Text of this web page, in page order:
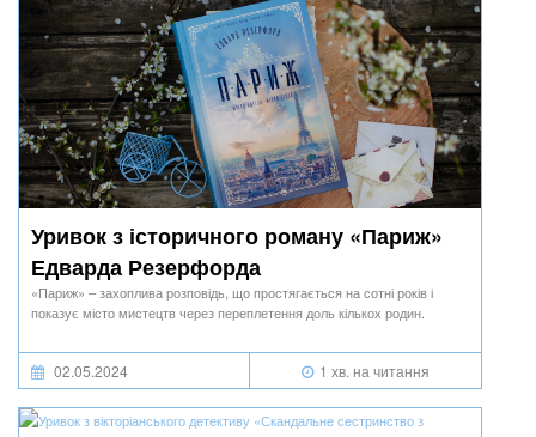
Уривок з історичного роману «Париж»
Едварда Резерфорда
«Париж» – захоплива розповідь, що простягається на сотні років і
показує місто мистецтв через переплетення доль кількох родин.
02.05.2024 1 хв. на читання